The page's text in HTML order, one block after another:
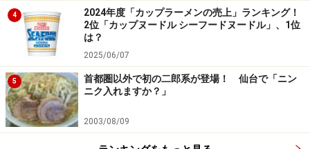
4
2024年度「カップラーメンの売上」ランキング！
2位「カップヌードル シーフードヌードル」、1位
は？
2025/06/07
5
首都圏以外で初の二郎系が登場！ 仙台で「ニン
ニク入れますか？」
2003/08/09